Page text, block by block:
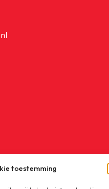
toestemming